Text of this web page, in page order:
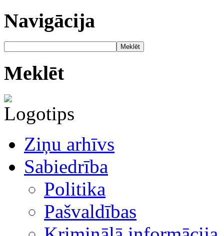
Navigācija
Meklēt
Meklēt
Ziņu arhīvs
Sabiedrība
Politika
Pašvaldības